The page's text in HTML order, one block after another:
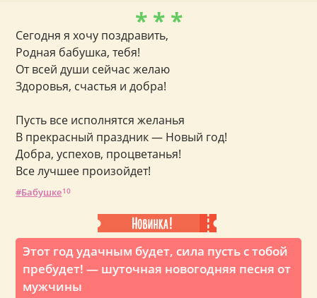
Этот год удачным будет, сила пусть с тобой
пребудет! — шуточная новогодняя песня от
мужчины
* * *
Сегодня я хочу поздравить,
Родная бабушка, тебя!
От всей души сейчас желаю
Здоровья, счастья и добра!
Пусть все исполнятся желанья
В прекрасный праздник — Новый год!
Добра, успехов, процветанья!
Все лучшее произойдет!
Бабушке10